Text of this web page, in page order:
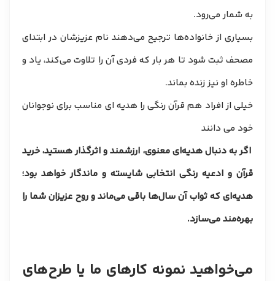
به شمار می‌رود.
بسیاری از خانواده‌ها ترجیح می‌دهند نام عزیزشان در ابتدای
مصحف ثبت شود تا هر بار که فردی آن را تلاوت می‌کند، یاد و
خاطره او نیز زنده بماند.
خیلی از افراد هم قرآن رنگی را هدیه ای مناسب برای نوجوانان
خود می دانند
اگر به دنبال هدیه‌ای معنوی، ارزشمند و اثرگذار هستید، خرید
قرآن و ادعیه رنگی انتخابی شایسته و ماندگار خواهد بود؛
هدیه‌ای که ثواب آن سال‌ها باقی می‌ماند و روح عزیزان شما را
بهره‌مند می‌سازد.
​می‌خواهید نمونه کارهای ما یا طرح‌های